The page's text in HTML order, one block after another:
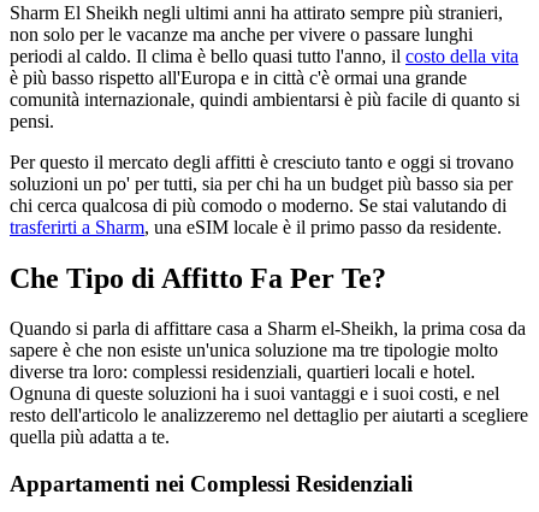
Sharm El Sheikh negli ultimi anni ha attirato sempre più stranieri,
non solo per le vacanze ma anche per vivere o passare lunghi
periodi al caldo. Il clima è bello quasi tutto l'anno, il costo della vita
è più basso rispetto all'Europa e in città c'è ormai una grande
comunità internazionale, quindi ambientarsi è più facile di quanto si
pensi.
Per questo il mercato degli affitti è cresciuto tanto e oggi si trovano
soluzioni un po' per tutti, sia per chi ha un budget più basso sia per
chi cerca qualcosa di più comodo o moderno. Se stai valutando di
trasferirti a Sharm, una eSIM locale è il primo passo da residente.
Che Tipo di Affitto Fa Per Te?
Quando si parla di affittare casa a Sharm el-Sheikh, la prima cosa da
sapere è che non esiste un'unica soluzione ma tre tipologie molto
diverse tra loro: complessi residenziali, quartieri locali e hotel.
Ognuna di queste soluzioni ha i suoi vantaggi e i suoi costi, e nel
resto dell'articolo le analizzeremo nel dettaglio per aiutarti a scegliere
quella più adatta a te.
Appartamenti nei Complessi Residenziali